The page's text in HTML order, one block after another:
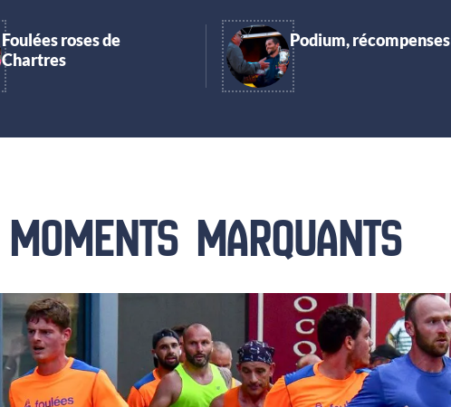
Foulées roses de
Chartres
Podium, récompenses
MOMENTS MARQUANTS